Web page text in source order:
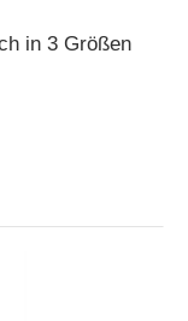
in 3 Größen